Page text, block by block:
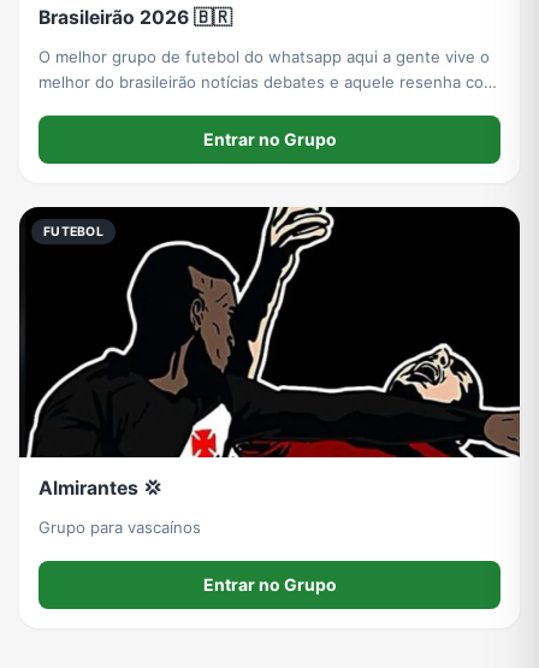
Brasileirão 2026 🇧🇷
O melhor grupo de futebol do whatsapp aqui a gente vive o
melhor do brasileirão notícias debates e aquele resenha com
Entrar no Grupo
FUTEBOL
Almirantes 💢
Grupo para vascaínos
Entrar no Grupo